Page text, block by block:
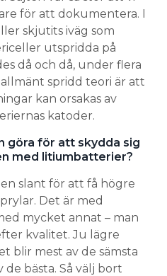
för att dokumentera. I
skjutits iväg som
utspridda på
då och då, under flera
spridd teori är att
kan orsakas av
katoder.
göra för att skydda sig
med litiumbatterier?
slant för att få högre
Det är med
mycket annat – man
kvalitet. Ju lägre
blir mest av de sämsta
bästa. Så välj bort